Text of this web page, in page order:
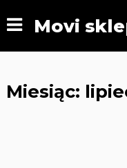
Movi
Miesiąc: